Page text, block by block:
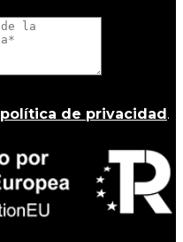
política de privacidad.